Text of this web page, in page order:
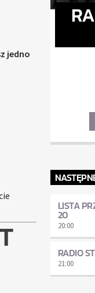
jedno
LISTA
20
20:00
RADIO
21:00